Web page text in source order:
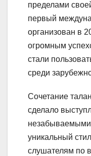
пределами
первый
организован в
огромным
стали
среди
Сочетание
сделало
незабываемыми
уникальный
слушателям по